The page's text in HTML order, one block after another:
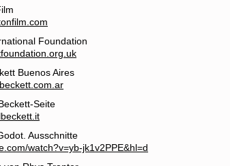
Foundation
Buenos Aires
Seite
Ausschnitte
watch?v=yb-jk1v2PPE&hl=d